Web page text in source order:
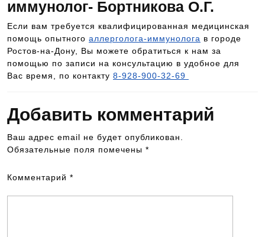
иммунолог- Бортникова О.Г.
Если вам требуется квалифицированная медицинская
помощь опытного аллерголога-иммунолога в городе
Ростов-на-Дону, Вы можете обратиться к нам за
помощью по записи на консультацию в удобное для
Вас время, по контакту 8-928-900-32-69
Добавить комментарий
Ваш адрес email не будет опубликован.
Обязательные поля помечены *
Комментарий *